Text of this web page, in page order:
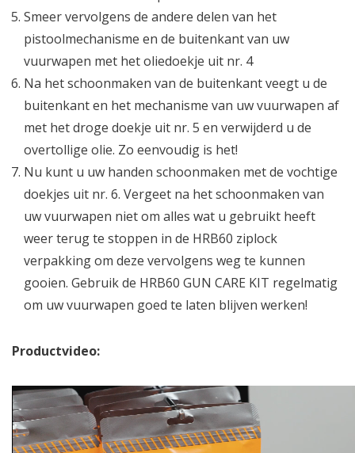
Smeer vervolgens de andere delen van het
pistoolmechanisme en de buitenkant van uw
vuurwapen met het oliedoekje uit nr. 4
Na het schoonmaken van de buitenkant veegt u de
buitenkant en het mechanisme van uw vuurwapen af
met het droge doekje uit nr. 5 en verwijderd u de
overtollige olie. Zo eenvoudig is het!
Nu kunt u uw handen schoonmaken met de vochtige
doekjes uit nr. 6. Vergeet na het schoonmaken van
uw vuurwapen niet om alles wat u gebruikt heeft
weer terug te stoppen in de HRB60 ziplock
verpakking om deze vervolgens weg te kunnen
gooien. Gebruik de HRB60 GUN CARE KIT regelmatig
om uw vuurwapen goed te laten blijven werken!
Productvideo: